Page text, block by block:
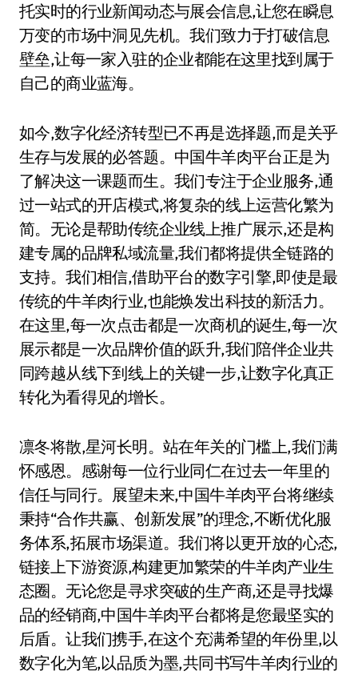
托实时的行业新闻动态与展会信息,让您在瞬息
万变的市场中洞见先机。我们致力于打破信息
壁垒,让每一家入驻的企业都能在这里找到属于
自己的商业蓝海。
如今,数字化经济转型已不再是选择题,而是关乎
生存与发展的必答题。中国牛羊肉平台正是为
了解决这一课题而生。我们专注于企业服务,通
过一站式的开店模式,将复杂的线上运营化繁为
简。无论是帮助传统企业线上推广展示,还是构
建专属的品牌私域流量,我们都将提供全链路的
支持。我们相信,借助平台的数字引擎,即使是最
传统的牛羊肉行业,也能焕发出科技的新活力。
在这里,每一次点击都是一次商机的诞生,每一次
展示都是一次品牌价值的跃升,我们陪伴企业共
同跨越从线下到线上的关键一步,让数字化真正
转化为看得见的增长。
凛冬将散,星河长明。站在年关的门槛上,我们满
怀感恩。感谢每一位行业同仁在过去一年里的
信任与同行。展望未来,中国牛羊肉平台将继续
秉持“合作共赢、创新发展”的理念,不断优化服
务体系,拓展市场渠道。我们将以更开放的心态,
链接上下游资源,构建更加繁荣的牛羊肉产业生
态圈。无论您是寻求突破的生产商,还是寻找爆
品的经销商,中国牛羊肉平台都将是您最坚实的
后盾。让我们携手,在这个充满希望的年份里,以
数字化为笔,以品质为墨,共同书写牛羊肉行业的